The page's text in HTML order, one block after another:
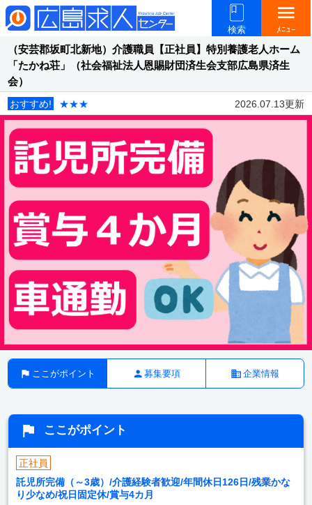
検索
menu
ﾒﾆｭｰ
（安芸郡坂町北新地）介護職員【正社員】特別養護老人ホーム
「たかね荘」（社会福祉法人恩賜財団済生会支部広島県済生
会）
おすすめ! ★★★ 2026.07.13更新
ここがポイント 募集要項 企業情報
ここがポイント
正社員
託児所完備（～3歳）/介護経験者歓迎/年間休日126日/残業かな
り少なめ/祝日固定休/賞与4カ月